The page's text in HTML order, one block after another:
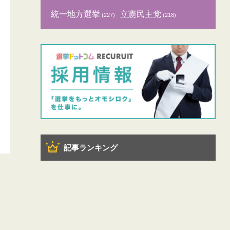
統一地方選挙 (227) 立憲民主党 (218)
記事ランキング